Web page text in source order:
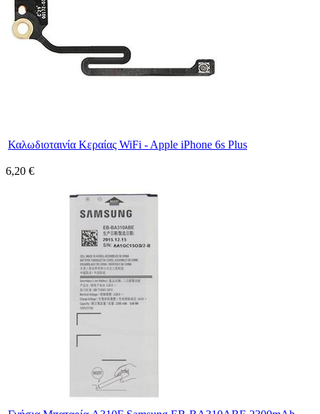
Καλωδιοταινία Κεραίας WiFi - Apple iPhone 6s Plus
6,20 €